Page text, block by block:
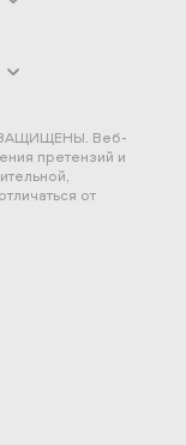
ЗАЩИЩЕНЫ. Веб-
претензий и
от